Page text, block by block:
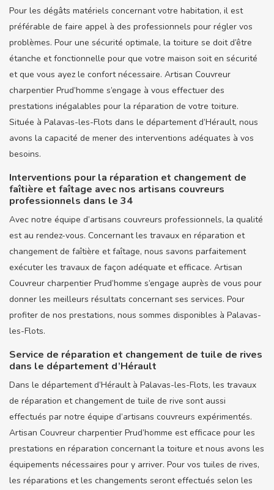
Pour les dégâts matériels concernant votre habitation, il est
préférable de faire appel à des professionnels pour régler vos
problèmes. Pour une sécurité optimale, la toiture se doit d’être
étanche et fonctionnelle pour que votre maison soit en sécurité
et que vous ayez le confort nécessaire. Artisan Couvreur
charpentier Prud’homme s’engage à vous effectuer des
prestations inégalables pour la réparation de votre toiture.
Située à Palavas-les-Flots dans le département d’Hérault, nous
avons la capacité de mener des interventions adéquates à vos
besoins.
Interventions pour la réparation et changement de
faîtière et faîtage avec nos artisans couvreurs
professionnels dans le 34
Avec notre équipe d’artisans couvreurs professionnels, la qualité
est au rendez-vous. Concernant les travaux en réparation et
changement de faîtière et faîtage, nous savons parfaitement
exécuter les travaux de façon adéquate et efficace. Artisan
Couvreur charpentier Prud’homme s’engage auprès de vous pour
donner les meilleurs résultats concernant ses services. Pour
profiter de nos prestations, nous sommes disponibles à Palavas-
les-Flots.
Service de réparation et changement de tuile de rives
dans le département d’Hérault
Dans le département d’Hérault à Palavas-les-Flots, les travaux
de réparation et changement de tuile de rive sont aussi
effectués par notre équipe d’artisans couvreurs expérimentés.
Artisan Couvreur charpentier Prud’homme est efficace pour les
prestations en réparation concernant la toiture et nous avons les
équipements nécessaires pour y arriver. Pour vos tuiles de rives,
les réparations et les changements seront effectués selon les